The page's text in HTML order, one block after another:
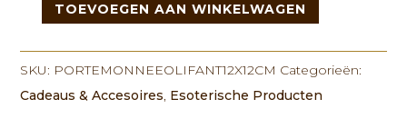
Portemonnee
TOEVOEGEN AAN WINKELWAGEN
SKU: PORTEMONNEEOLIFANT12X12CM Categorieën:
Cadeaus & Accesoires, Esoterische Producten